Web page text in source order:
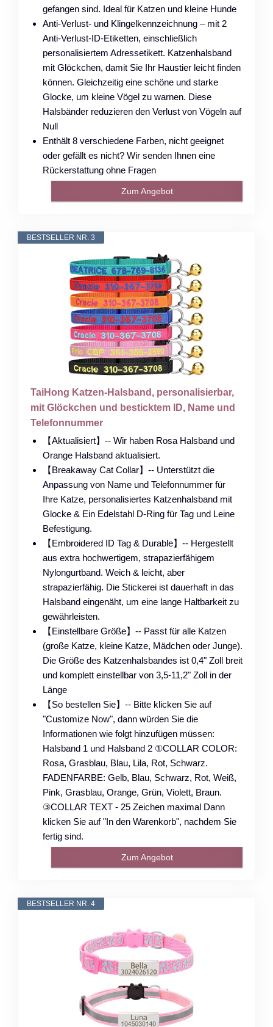
gefangen sind. Ideal für Katzen und kleine Hunde
Anti-Verlust- und Klingelkennzeichnung – mit 2
Anti-Verlust-ID-Etiketten, einschließlich
personalisiertem Adressetikett. Katzenhalsband
mit Glöckchen, damit Sie Ihr Haustier leicht finden
können. Gleichzeitig eine schöne und starke
Glocke, um kleine Vögel zu warnen. Diese
Halsbänder reduzieren den Verlust von Vögeln auf
Null
Enthält 8 verschiedene Farben, nicht geeignet
oder gefällt es nicht? Wir senden Ihnen eine
Rückerstattung ohne Fragen
Zum Angebot
BESTSELLER NR. 3
TaiHong Katzen-Halsband, personalisierbar,
mit Glöckchen und besticktem ID, Name und
Telefonnummer
【Aktualisiert】-- Wir haben Rosa Halsband und
Orange Halsband aktualisiert.
【Breakaway Cat Collar】-- Unterstützt die
Anpassung von Name und Telefonnummer für
Ihre Katze, personalisiertes Katzenhalsband mit
Glocke & Ein Edelstahl D-Ring für Tag und Leine
Befestigung.
【Embroidered ID Tag & Durable】-- Hergestellt
aus extra hochwertigem, strapazierfähigem
Nylongurtband. Weich & leicht, aber
strapazierfähig. Die Stickerei ist dauerhaft in das
Halsband eingenäht, um eine lange Haltbarkeit zu
gewährleisten.
【Einstellbare Größe】-- Passt für alle Katzen
(große Katze, kleine Katze, Mädchen oder Junge).
Die Größe des Katzenhalsbandes ist 0,4" Zoll breit
und komplett einstellbar von 3,5-11,2" Zoll in der
Länge
【So bestellen Sie】-- Bitte klicken Sie auf
"Customize Now", dann würden Sie die
Informationen wie folgt hinzufügen müssen:
Halsband 1 und Halsband 2 ①COLLAR COLOR:
Rosa, Grasblau, Blau, Lila, Rot, Schwarz.
FADENFARBE: Gelb, Blau, Schwarz, Rot, Weiß,
Pink, Grasblau, Orange, Grün, Violett, Braun.
③COLLAR TEXT - 25 Zeichen maximal Dann
klicken Sie auf "In den Warenkorb", nachdem Sie
fertig sind.
Zum Angebot
BESTSELLER NR. 4